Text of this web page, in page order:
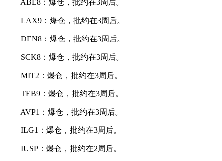
ABE8：爆仓，批约在3周后。
LAX9：爆仓，批约在3周后。
DEN8：爆仓，批约在3周后。
SCK8：爆仓，批约在3周后。
MIT2：爆仓，批约在3周后。
TEB9：爆仓，批约在3周后。
AVP1：爆仓，批约在3周后。
ILG1：爆仓，批约在3周后。
IUSP：爆仓，批约在2周后。